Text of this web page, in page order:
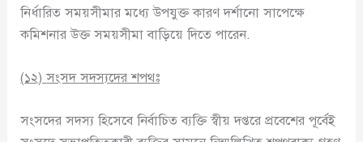
নির্ধারিত সময়সীমার মধ্যে উপযুক্ত কারণ দর্শানো সাপেক্ষে
কমিশনার উক্ত সময়সীমা বাড়িয়ে দিতে পারেন.
(১২)সংসদ সদস্যদের শপথঃ
সংসদের সদস্য হিসেবে নির্বাচিত ব্যক্তি স্বীয় দপ্তরে প্রবেশের পূর্বেই